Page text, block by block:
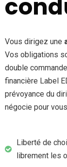
Vous dirigez une
Vos obligations
double
financière Label
prévoyance du
négocie pour
Liberté de
librement les